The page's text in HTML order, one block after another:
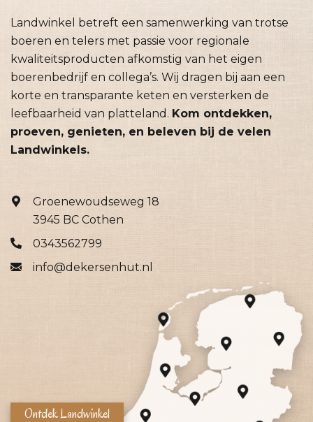
Landwinkel betreft een samenwerking van trotse
boeren en telers met passie voor regionale
kwaliteitsproducten afkomstig van het eigen
boerenbedrijf en collega’s. Wij dragen bij aan een
korte en transparante keten en versterken de
leefbaarheid van platteland. Kom ontdekken,
proeven, genieten, en beleven bij de velen
Landwinkels.
Groenewoudseweg 18
3945 BC Cothen
0343562799
info@dekersenhut.nl
Ontdek Landwinkel